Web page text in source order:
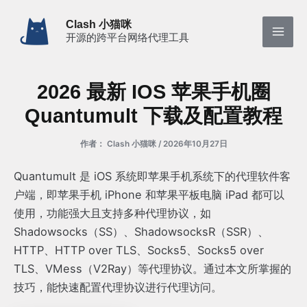
Clash 小猫咪
开源的跨平台网络代理工具
2026 最新 IOS 苹果手机圈
Quantumult 下载及配置教程
作者： Clash 小猫咪 / 2026年10月27日
Quantumult 是 iOS 系统即苹果手机系统下的代理软件客
户端，即苹果手机 iPhone 和苹果平板电脑 iPad 都可以
使用，功能强大且支持多种代理协议，如
Shadowsocks（SS）、ShadowsocksR（SSR）、
HTTP、HTTP over TLS、Socks5、Socks5 over
TLS、VMess（V2Ray）等代理协议。通过本文所掌握的
技巧，能快速配置代理协议进行代理访问。